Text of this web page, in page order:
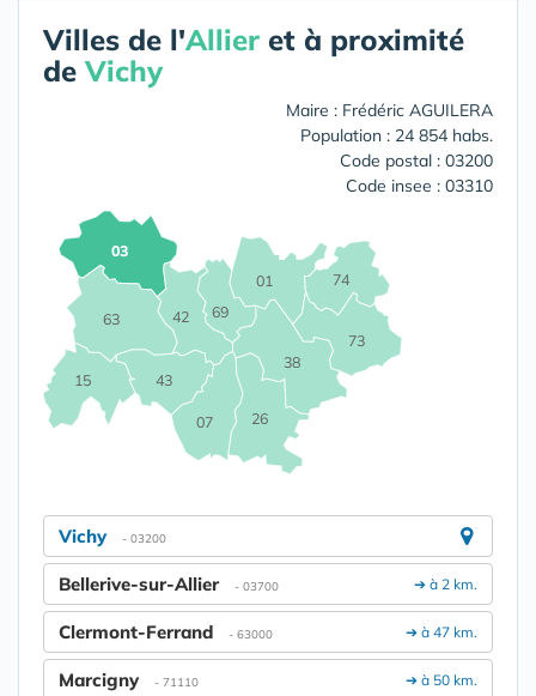
Villes de l'Allier et à proximité
deVichy
Maire : Frédéric AGUILERA
Population : 24 854 habs.
Code postal : 03200
Code insee : 03310
01
03
07
15
26
38
42
43
63
69
73
74
Vichy - 03200
➔ à 2 km.
Bellerive-sur-Allier - 03700
➔ à 47 km.
Clermont-Ferrand - 63000
➔ à 50 km.
Marcigny - 71110